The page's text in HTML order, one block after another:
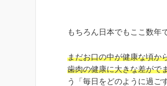
もちろん日本でもここ数年
まだお口の中が健康な頃か
歯肉の健康に大きな差がで
う「毎日をどのように過ご